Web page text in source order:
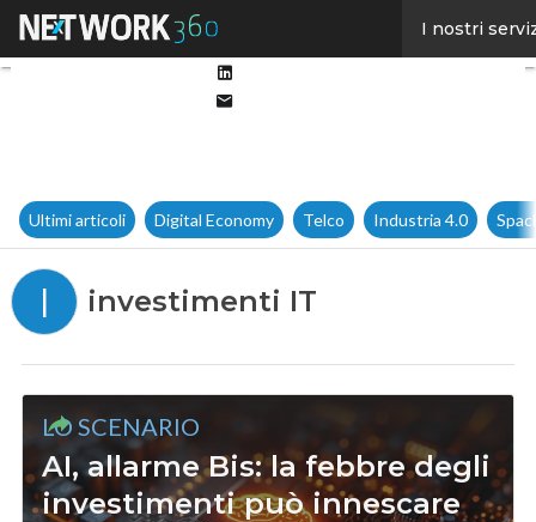
I nostri
Ultimi articoli Digital Economy Telco Industria 4.0
I investimenti IT
LO SCENARIO
AI, allarme Bis: la febbre degli
investimenti può innescare